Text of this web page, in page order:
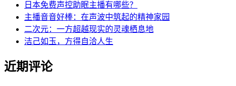
日本免费声控助眠主播有哪些？
主播音音好棒：在声波中筑起的精神家园
二次元：一方超越现实的灵魂栖息地
洁己如玉，方得自洽人生
近期评论